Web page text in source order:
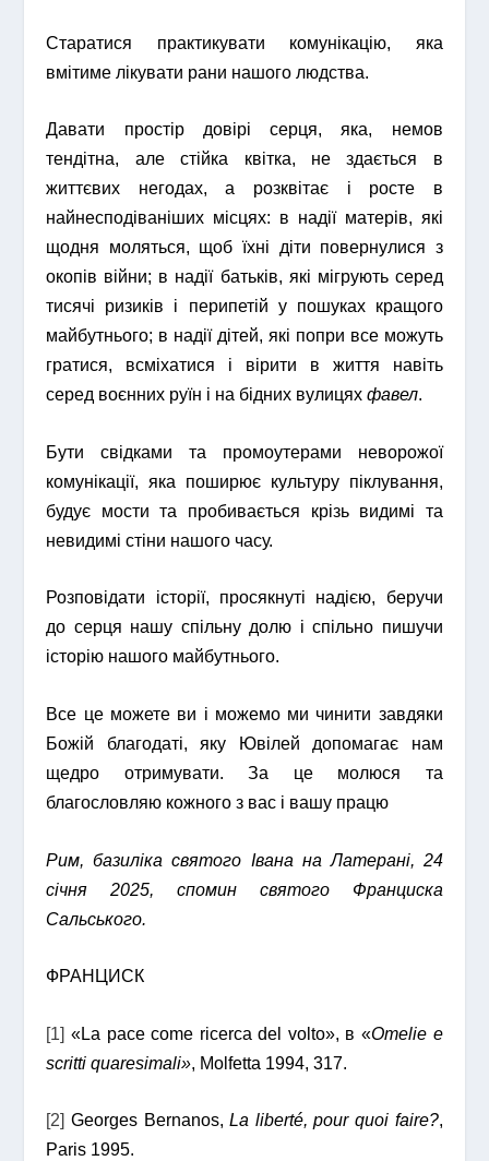
Старатися практикувати комунікацію, яка
вмітиме лікувати рани нашого людства.
Давати простір довірі серця, яка, немов
тендітна, але стійка квітка, не здається в
життєвих негодах, а розквітає і росте в
найнесподіваніших місцях: в надії матерів, які
щодня моляться, щоб їхні діти повернулися з
окопів війни; в надії батьків, які мігрують серед
тисячі ризиків і перипетій у пошуках кращого
майбутнього; в надії дітей, які попри все можуть
гратися, всміхатися і вірити в життя навіть
серед воєнних руїн і на бідних вулицяхфавел.
Бути свідками та промоутерами неворожої
комунікації, яка поширює культуру піклування,
будує мости та пробивається крізь видимі та
невидимі стіни нашого часу.
Розповідати історії, просякнуті надією, беручи
до серця нашу спільну долю і спільно пишучи
історію нашого майбутнього.
Все це можете ви і можемо ми чинити завдяки
Божій благодаті, яку Ювілей допомагає нам
щедро отримувати. За це молюся та
благословляю кожного з вас і вашу працю
Рим, базиліка святого Івана на Латерані, 24
січня 2025, спомин святого Франциска
Сальського.
ФРАНЦИСК
[1] «La pace come ricerca del volto», в «Omelie e
scritti quaresimali», Molfetta 1994, 317.
[2] Georges Bernanos,La liberté, pour quoi faire?,
Paris 1995.